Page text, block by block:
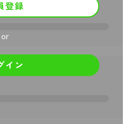
登録
or
イン